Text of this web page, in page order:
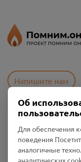
Напишите нам
Пользовательское
Политика
Промо-материалы
Об
Для обеспечения
поведения
аналогичные